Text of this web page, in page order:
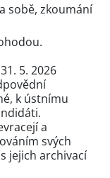
sobě, zkoumání
5. 2026
k ústnímu
a
svých
jejich archivací